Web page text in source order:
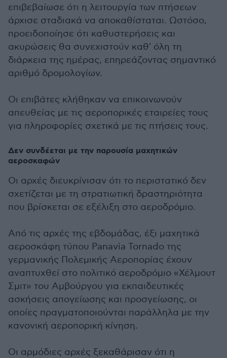
επιβεβαίωσε ότι η λειτουργία των πτήσεων
άρχισε σταδιακά να αποκαθίσταται. Ωστόσο,
προειδοποίησε ότι καθυστερήσεις και
ακυρώσεις θα συνεχιστούν καθ' όλη τη
διάρκεια της ημέρας, επηρεάζοντας σημαντικό
αριθμό δρομολογίων.
Οι επιβάτες κλήθηκαν να επικοινωνούν
απευθείας με τις αεροπορικές εταιρείες τους
για πληροφορίες σχετικά με τις πτήσεις τους.
Δεν συνδέεται με την παρουσία μαχητικών
αεροσκαφών
Οι αρχές διευκρίνισαν ότι το περιστατικό δεν
σχετίζεται με τη στρατιωτική δραστηριότητα
που βρίσκεται σε εξέλιξη στο αεροδρόμιο.
Από τις αρχές της εβδομάδας, έξι μαχητικά
αεροσκάφη τύπου Panavia Tornado της
γερμανικής Πολεμικής Αεροπορίας έχουν
αναπτυχθεί στο πολιτικό αεροδρόμιο «Χέλμουτ
Σμιτ» του Αμβούργου για εκπαιδευτικές
ασκήσεις απογείωσης και προσγείωσης, οι
οποίες πραγματοποιούνται παράλληλα με την
κανονική αεροπορική κίνηση.
Οι αρμόδιες αρχές ξεκαθάρισαν ότι η